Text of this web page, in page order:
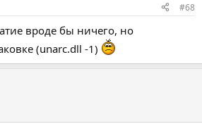
#68
вроде бы ничего, но
(unarc.dll -1)